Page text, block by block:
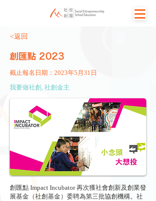
<返回
創匯點 2023
截止報名日期：2023年5月31日
我要做社創, 社創金主
創匯點 Impact Incubator 再次獲社會創新及創業發
展基金（社創基金）委聘為第三批協創機構。社